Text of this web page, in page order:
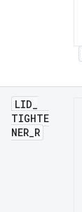
LID_
TIGHTE
NER_R